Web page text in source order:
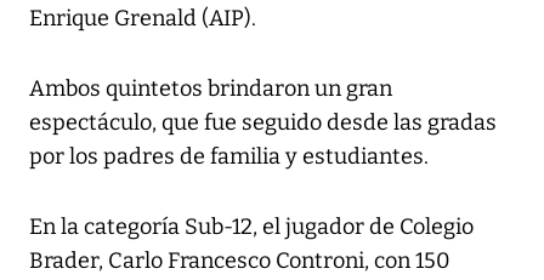
Enrique Grenald (AIP).
Ambos quintetos brindaron un gran
espectáculo, que fue seguido desde las gradas
por los padres de familia y estudiantes.
En la categoría Sub-12, el jugador de Colegio
Brader, Carlo Francesco Controni, con 150